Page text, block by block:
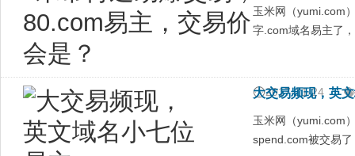
玉米网（yumi.com
字.com域名易主了
2017-11-24
大交易频现，英
玉米网（yumi.com
spend.com被交易